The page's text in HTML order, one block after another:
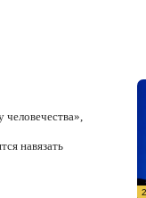
навязать